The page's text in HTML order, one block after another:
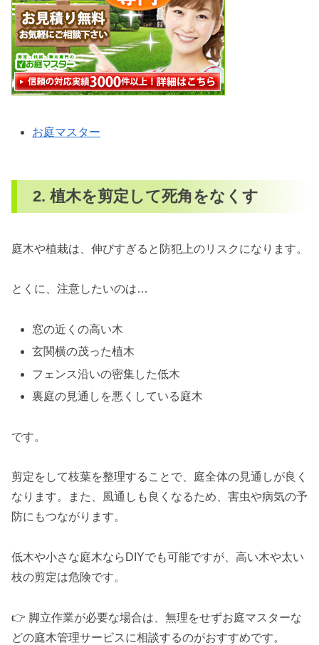
お庭マスター
2. 植木を剪定して死角をなくす
庭木や植栽は、伸びすぎると防犯上のリスクになります。
とくに、注意したいのは…
窓の近くの高い木
玄関横の茂った植木
フェンス沿いの密集した低木
裏庭の見通しを悪くしている庭木
です。
剪定をして枝葉を整理することで、庭全体の見通しが良く
なります。また、風通しも良くなるため、害虫や病気の予
防にもつながります。
低木や小さな庭木ならDIYでも可能ですが、高い木や太い
枝の剪定は危険です。
👉 脚立作業が必要な場合は、無理をせずお庭マスターな
どの庭木管理サービスに相談するのがおすすめです。